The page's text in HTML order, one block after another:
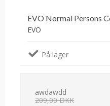
EVO Normal Persons
EVO
På lager
awdawdd
209,00 DKK